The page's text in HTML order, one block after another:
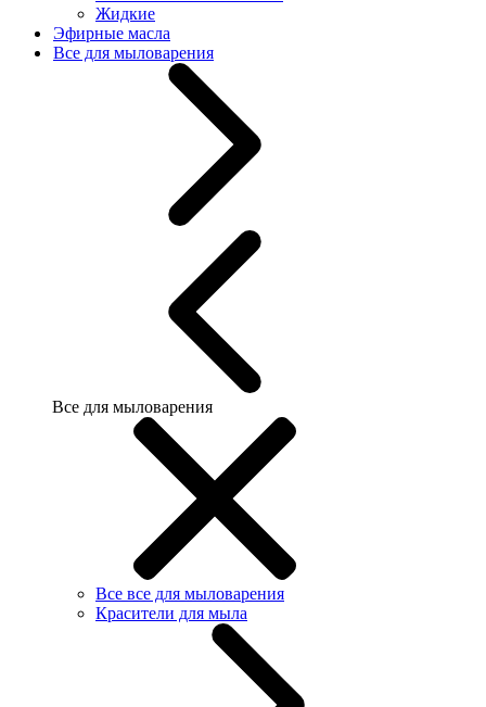
Жидкие
Эфирные масла
Все для мыловарения
Все для мыловарения
Все все для мыловарения
Красители для мыла